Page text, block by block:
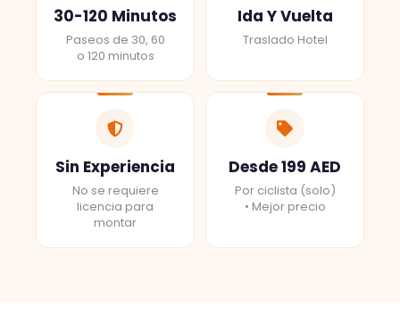
30-120 Minutos
Paseos de 30, 60
o 120 minutos
Ida Y Vuelta
Traslado Hotel
Sin Experiencia
No se requiere
licencia para
montar
Desde 199 AED
Por ciclista (solo)
• Mejor precio